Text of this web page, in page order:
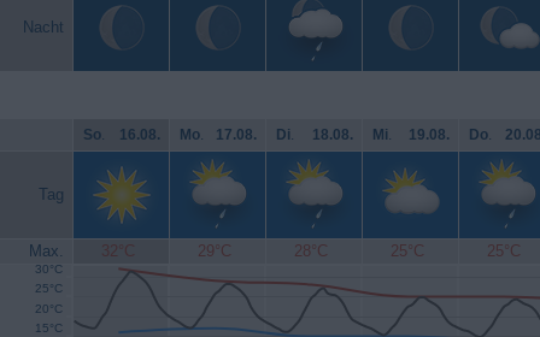
Nacht
So. 16.08. Mo. 17.08. Di. 18.08. Mi. 19.08. Do.
Tag
Max. 32°C 29°C 28°C 25°C 25°C
15°C
20°C
25°C
30°C